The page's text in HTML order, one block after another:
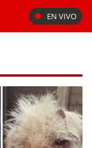
EN VIVO